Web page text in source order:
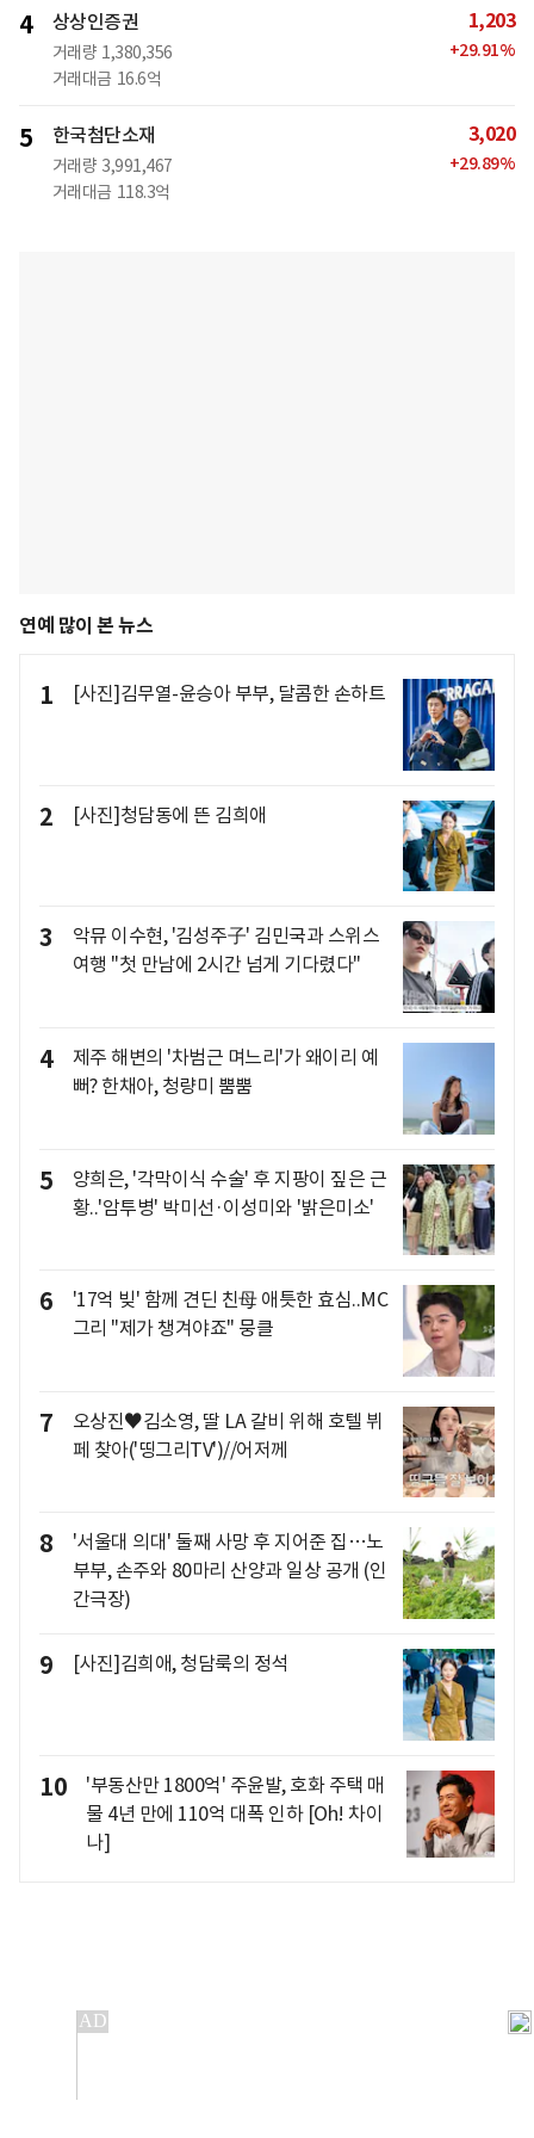
4 상상인증권
거래량 1,380,356
거래대금 16.6억
1,203
+29.91%
5 한국첨단소재
거래량 3,991,467
거래대금 118.3억
3,020
+29.89%
연예 많이 본 뉴스
1 [사진]김무열-윤승아 부부, 달콤한 손하트
2 [사진]청담동에 뜬 김희애
3
악뮤 이수현, '김성주子' 김민국과 스위스
여행 "첫 만남에 2시간 넘게 기다렸다"
4
제주 해변의 '차범근 며느리'가 왜이리 예
뻐? 한채아, 청량미 뿜뿜
5
양희은, '각막이식 수술' 후 지팡이 짚은 근
황..'암투병' 박미선·이성미와 '밝은미소'
6
'17억 빚' 함께 견딘 친母 애틋한 효심..MC
그리 "제가 챙겨야죠" 뭉클
7
오상진♥김소영, 딸 LA 갈비 위해 호텔 뷔
페 찾아('띵그리TV')//어저께
8
'서울대 의대' 둘째 사망 후 지어준 집…노
부부, 손주와 80마리 산양과 일상 공개 (인
간극장)
9 [사진]김희애, 청담룩의 정석
10
'부동산만 1800억' 주윤발, 호화 주택 매
물 4년 만에 110억 대폭 인하 [Oh! 차이
나]